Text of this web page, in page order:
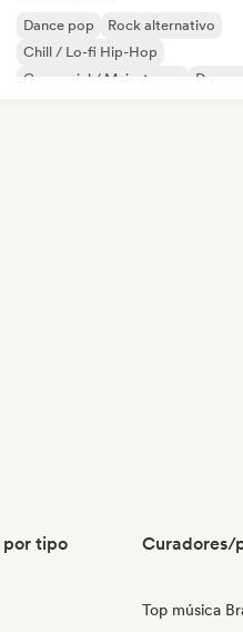
Dance pop
Rock alternativo
Chill / Lo-fi Hip-Hop
Comercial / Mainstream
Dance
por tipo Curadores/
Top música